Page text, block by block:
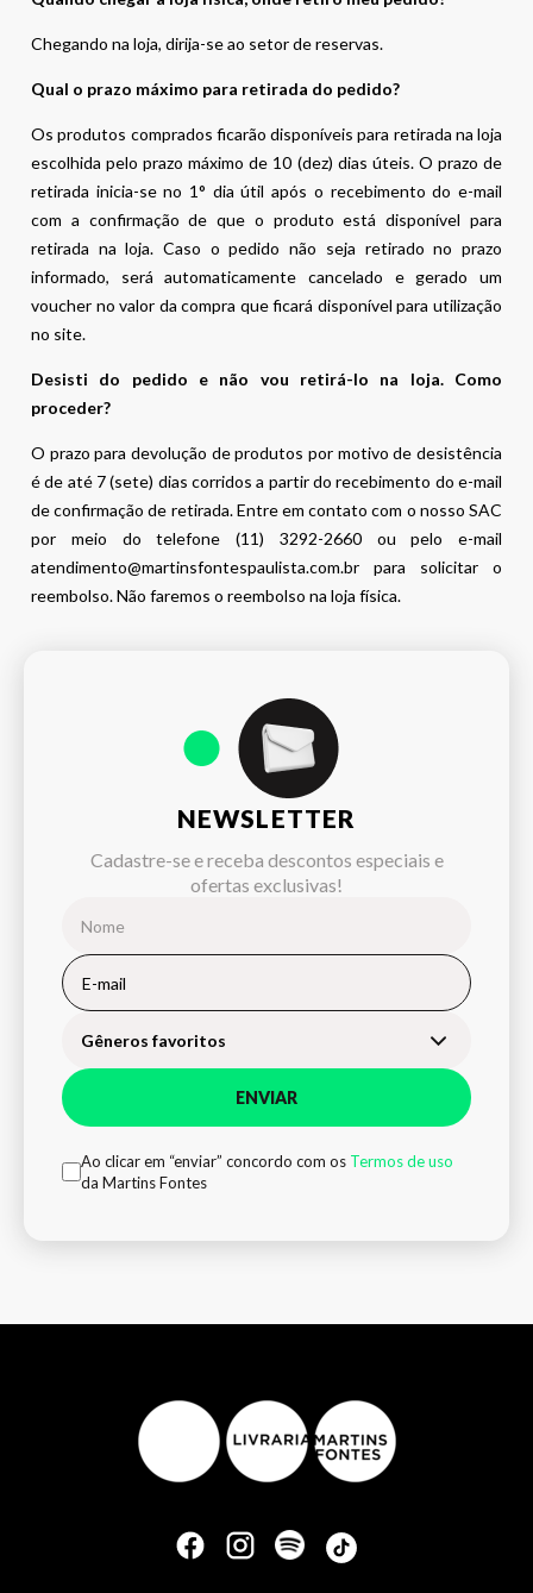
Chegando na loja, dirija-se ao setor de reservas.
Qual o prazo máximo para retirada do pedido?
Os produtos comprados ficarão disponíveis para retirada na loja
escolhida pelo prazo máximo de 10 (dez) dias úteis. O prazo de
retirada inicia-se no 1° dia útil após o recebimento do e-mail
com a confirmação de que o produto está disponível para
retirada na loja. Caso o pedido não seja retirado no prazo
informado, será automaticamente cancelado e gerado um
voucher no valor da compra que ficará disponível para utilização
no site.
Desisti do pedido e não vou retirá-lo na loja. Como
proceder?
O prazo para devolução de produtos por motivo de desistência
é de até 7 (sete) dias corridos a partir do recebimento do e-mail
de confirmação de retirada. Entre em contato com o nosso SAC
por meio do telefone (11) 3292-2660 ou pelo e-mail
atendimento@martinsfontespaulista.com.br para solicitar o
reembolso. Não faremos o reembolso na loja física.
NEWSLETTER
Cadastre-se e receba descontos especiais e
ofertas exclusivas!
Gêneros favoritos
ENVIAR
Ao clicar em “enviar” concordo com os Termos de uso
da Martins Fontes